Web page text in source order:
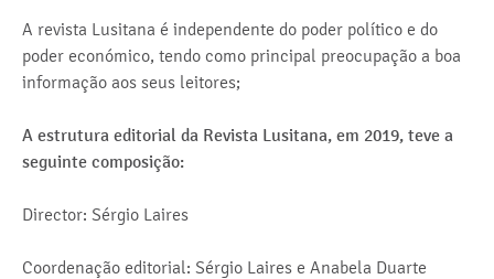
A revista Lusitana é independente do poder político e do
poder económico, tendo como principal preocupação a boa
informação aos seus leitores;
A estrutura editorial da Revista Lusitana, em 2019, teve a
seguinte composição:
Director: Sérgio Laires
Coordenação editorial: Sérgio Laires e Anabela Duarte